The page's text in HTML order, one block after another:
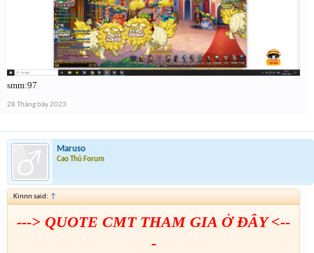
smm:97
28 Tháng bảy 2023
Maruso
Cao Thủ Forum
Kinnn said: ↑
---> QUOTE CMT THAM GIA Ở ĐÂY <--
-